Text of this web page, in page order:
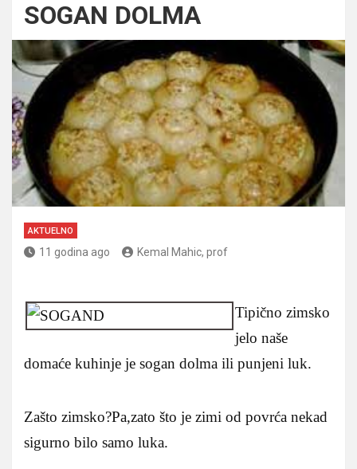
SOGAN DOLMA
AKTUELNO
11 godina ago Kemal Mahic, prof
Tipično zimsko
jelo naše
domaće kuhinje je sogan dolma ili punjeni luk.
Zašto zimsko?Pa,zato što je zimi od povrća nekad
sigurno bilo samo luka.